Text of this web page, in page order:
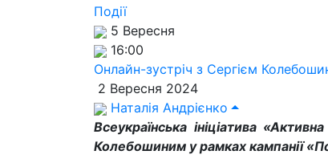
Події
5 Вересня
16:00
Онлайн-зустріч з Сергієм
2 Вересня 2024
Наталія Андрієнко
Всеукраїнська ініціатива
Колебошиним у рамках кампанії